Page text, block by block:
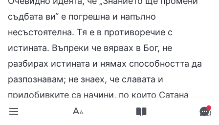
съдбата ви“ е погрешна и напълно
несъстоятелна. Тя е в противоречие с
истината. Въпреки че вярвах в Бог, не
разбирах истината и нямах способността да
разпознавам; не знаех, че славата и
придобивките са начини, по които Сатана
съблазнява и опустошава хората.